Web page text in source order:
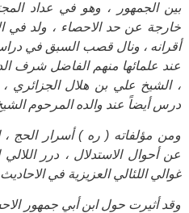
بين الجمهور ، وهو في عداد
خارجة عن حد الاحصاء ، ولد في
أقرانه ، ونال قصب السبق في
عند علمائها منهم الفاضل شرف
، الشيخ علي بن هلال الجزائري ،
درس أيضاً عند والده المرحوم
ومن مؤلفاته ( ره ) أسرار الحج
عن أحوال الاستدلال ، درر اللالي
غوالي اللئالي العزيزية في الاحاديث
وقد أثيرت حول ابن أبي جمهور